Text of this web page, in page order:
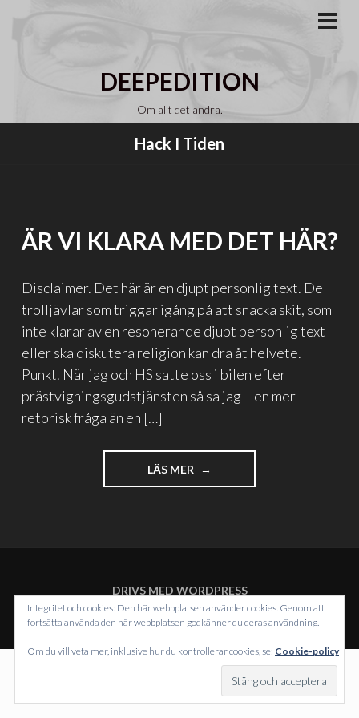
DEEPEDITION
Om allt det andra.
Hack I Tiden
ÄR VI KLARA MED DET HÄR?
Disclaimer. Det här är en djupt personlig text. De
trolljävlar som triggar igång på att snacka skit, som
inte klarar av en resonerande djupt personlig text
eller ska diskutera religion kan dra åt helvete.
Punkt. När jag och HS satte oss i bilen efter
prästvigningsgudstjänsten så sa jag – en mer
retorisk fråga än en […]
LÄS MER
"ÄR
VI
DRIVS MED WORDPRESS
TEMA: INTERGALACTIC AVWORDPRESS.COM.
Integritet och cookies: Den här webbplatsen använder cookies. Genom att
fortsätta använda den här webbplatsen godkänner du deras användning.
Om du vill veta mer, inklusive hur du kontrollerar cookies, se: Cookie-policy